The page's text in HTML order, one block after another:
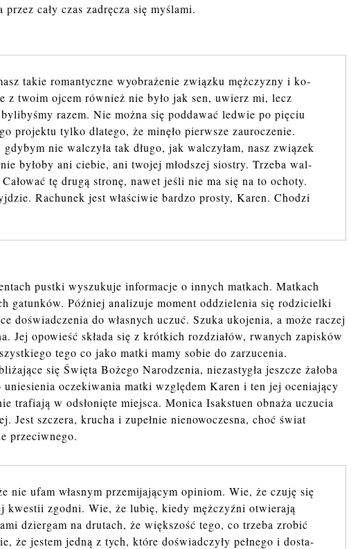
cały czas zadręcza się myślami.
takie ro­man­tycz­ne wy­obra­że­nie związ­ku męż­czy­zny i ko­
z twoim ojcem rów­nież nie było jak sen, uwierz mi, lecz
razem. Nie można się pod­da­wać le­d­wie po pię­ciu
pro­jek­tu tylko dla­te­go, że mi­nę­ło pierw­sze za­uro­cze­nie.
nie wal­czy­ła tak długo, jak wal­czy­łam, nasz zwią­zek
by­ło­by ani cie­bie, ani two­jej młod­szej sio­stry. Trze­ba wal­
tę drugą stro­nę, nawet jeśli nie ma się na to ocho­ty.
Ra­chu­nek jest wła­ści­wie bar­dzo pro­sty, Karen. Cho­dzi
pustki wyszukuje informacje o innych matkach. Matkach
gatunków. Później analizuje moment oddzielenia się rodzicielki
doświadczenia do własnych uczuć. Szuka ukojenia, a może raczej
Jej opowieść składa się z krótkich rozdziałów, rwanych zapisków
tego co jako matki mamy sobie do zarzucenia.
się Święta Bożego Narodzenia, niezastygła jeszcze żałoba
oczekiwania matki względem Karen i ten jej oceniający
trafiają w odsłonięte miejsca. Monica Isakstuen obnaża uczucia
Jest szczera, krucha i zupełnie nienowoczesna, choć świat
przeciwnego.
nie ufam wła­snym prze­mi­ja­ją­cym opi­niom. Wie, że czuję się
kwe­stii zgod­ni. Wie, że lubię, kiedy męż­czyź­ni otwie­ra­ją
dzier­gam na dru­tach, że więk­szość tego, co trze­ba zro­bić
że je­stem jedną z tych, które do­świad­czy­ły peł­ne­go i do­sta­